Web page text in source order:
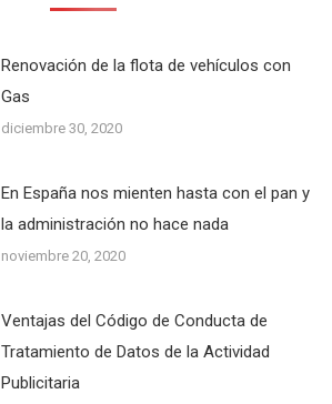
Renovación de la flota de vehículos con
Gas
diciembre 30, 2020
En España nos mienten hasta con el pan y
la administración no hace nada
noviembre 20, 2020
Ventajas del Código de Conducta de
Tratamiento de Datos de la Actividad
Publicitaria